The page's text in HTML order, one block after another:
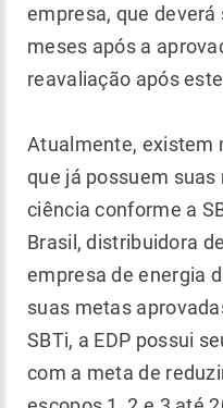
empresa, que
meses após a
reavaliação após
Atualmente, existem
que já possuem
ciência conforme a
Brasil, distribuidora
empresa de energia
suas metas
SBTi, a EDP possui
com a meta de